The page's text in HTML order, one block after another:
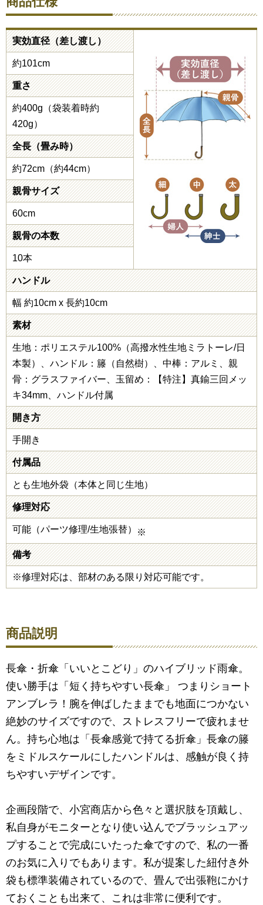
実効直径（差し渡し）
約101cm
重さ
約400g（袋装着時約
420g）
全長（畳み時）
約72cm（約44cm）
親骨サイズ
60cm
親骨の本数
10本
ハンドル
幅 約10cm x 長約10cm
素材
生地：ポリエステル100%（高撥水性生地ミラトーレ/日
本製）、ハンドル：籐（自然樹）、中棒：アルミ、親
骨：グラスファイバー、玉留め：【特注】真鍮三回メッ
キ34mm、ハンドル付属
開き方
手開き
付属品
とも生地外袋（本体と同じ生地）
修理対応
可能（パーツ修理/生地張替） ※
備考
※修理対応は、部材のある限り対応可能です。
商品説明
長傘・折傘「いいとこどり」のハイブリッド雨傘。
使い勝手は「短く持ちやすい長傘」 つまりショート
アンブレラ！腕を伸ばしたままでも地面につかない
絶妙のサイズですので、ストレスフリーで疲れませ
ん。持ち心地は「長傘感覚で持てる折傘」長傘の籐
をミドルスケールにしたハンドルは、感触が良く持
ちやすいデザインです。
企画段階で、小宮商店から色々と選択肢を頂戴し、
私自身がモニターとなり使い込んでブラッシュアッ
プすることで完成にいたった傘ですので、私の一番
のお気に入りでもあります。私が提案した紐付き外
袋も標準装備されているので、畳んで出張鞄にかけ
ておくことも出来て、これは非常に便利です。